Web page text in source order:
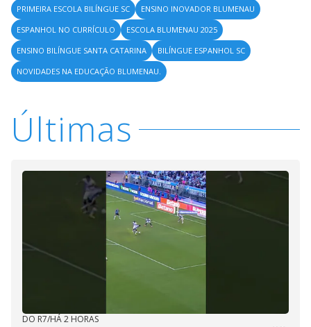
PRIMEIRA ESCOLA BILÍNGUE SC
ENSINO INOVADOR BLUMENAU
ESPANHOL NO CURRÍCULO
ESCOLA BLUMENAU 2025
ENSINO BILÍNGUE SANTA CATARINA
BILÍNGUE ESPANHOL SC
NOVIDADES NA EDUCAÇÃO BLUMENAU.
Últimas
DO R7/HÁ 2 HORAS